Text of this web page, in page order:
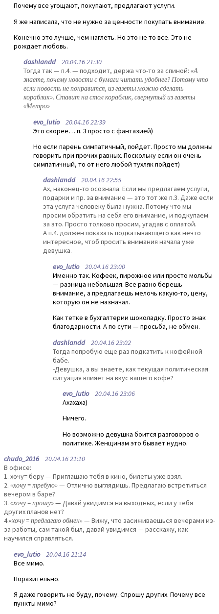
Почему все угощают, покупают, предлагают услуги.
Я же написала, что не нужно за ценности покупать внимание.
Конечно это лучше, чем наглеть. Но это не то все. Это не
рождает любовь.
dashlandd20.04.16 21:30
Тогда так — п.4. — подходит, держа что-то за спиной: «А
знаете, почему новости с бумаги читать удобнее? Потому что
если новость не понравится, из газеты можно сделать
кораблик». Ставит на стол кораблик, свернутый из газеты
«Метро»
evo_lutio20.04.16 22:39
Это скорее… п. 3 просто с фантазией)
Но если парень симпатичный, пойдет. Просто мы должны
говорить при прочих равных. Поскольку если он очень
симпатичный, то от него любой тухляк пойдет)
dashlandd20.04.16 22:55
Ах, наконец-то осознала. Если мы предлагаем услуги,
подарки и пр. за внимание — это тот же п.3. Даже если
эта услуга человеку была нужна. Потому что мы
просим обратить на себя его внимание, и подкупаем
за это. Просто толково просим, угадав с оплатой.
А п.4. должен показать подкатывающего как нечто
интересное, чтоб просить внимания начала уже
девушка.
evo_lutio20.04.16 23:00
Именно так. Кофеек, пирожное или просто мольбы
— разница небольшая. Все равно берешь
внимание, а предлагаешь мелочь какую-то, цену,
которую он не назначал.
Как тетке в бухгалтерии шоколадку. Просто знак
благодарности. А по сути — просьба, не обмен.
dashlandd20.04.16 23:02
Тогда попробую еще раз подкатить к кофейной
бабе.
-Девушка, а вы знаете, как текущая политическая
ситуация влияет на вкус вашего кофе?
evo_lutio20.04.16 23:06
Ахахаха)
Ничего.
Но возможно девушка боится разговоров о
политике. Женщинам это бывает нудно.
chudo_201620.04.16 21:10
В офисе:
1. хочу= беру — Приглашаю тебя в кино, билеты уже взял.
2. «хочу = требую»— Отлично выглядишь. Предлагаю встретиться
вечером в баре?
3. «хочу = прошу»— Давай увидимся на выходных, если у тебя
других планов нет?
4.«хочу = предлагаю обмен»— Вижу, что засиживаешься вечерами из-
за работы, сам такой был, давай увидимся — расскажу, как
научился справляться.
evo_lutio20.04.16 21:14
Все мимо.
Поразительно.
Я даже говорить не буду, почему. Спрошу других. Почему все
пункты мимо?